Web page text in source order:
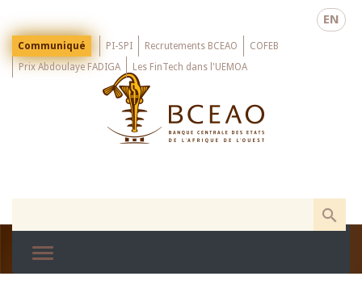
main
EN
Menu
Top
Communiqué PI-SPI Recrutements BCEAO
COFEB
Prix Abdoulaye FADIGA
Les FinTech dans l'UEMOA